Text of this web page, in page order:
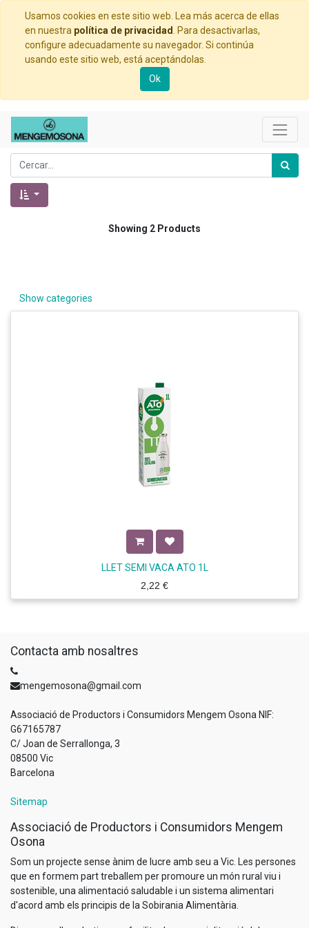
Usamos cookies en este sitio web. Lea más acerca de ellas
en nuestra política de privacidad
. Para desactivarlas,
configure adecuadamente su navegador. Si continúa
usando este sitio web, está aceptándolas.
Ok
Showing 2 Products
Show categories
LLET SEMI VACA ATO 1L
2,22 €
Contacta amb nosaltres
mengemosona@gmail.com
Associació de Productors i Consumidors Mengem Osona NIF:
G67165787
C/ Joan de Serrallonga, 3
08500 Vic
Barcelona
Sitemap
Associació de Productors i Consumidors Mengem
Osona
Som un projecte sense ànim de lucre amb seu a Vic. Les persones
que en formem part treballem per promoure un món rural viu i
sostenible, una alimentació saludable i un sistema alimentari
d'acord amb els principis de la Sobirania Alimentària.